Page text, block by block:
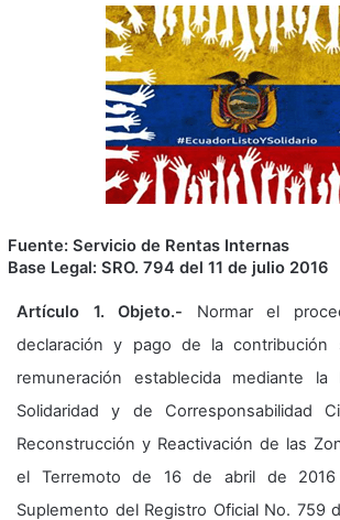
Fuente: Servicio de Rentas Internas
Base Legal: SRO. 794 del 11 de julio 2016
Artículo 1. Objeto.- Normar el
declaración y pago de la contribución
remuneración establecida mediante la
Solidaridad y de Corresponsabilidad
Reconstrucción y Reactivación de las
el Terremoto de 16 de abril de
Suplemento del Registro Oficial No. 759